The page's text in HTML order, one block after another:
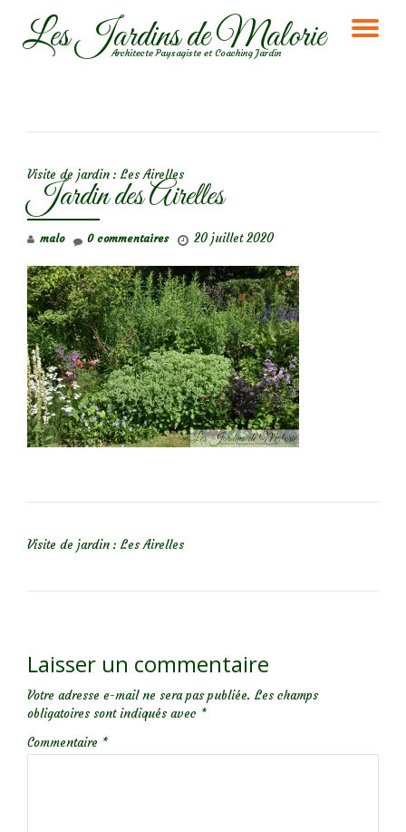
AllerLes Jardins de Malorie
Architecte Paysagiste et Coaching Jardin
Visite de jardin : Les Airelles
Jardin des Airelles
malo 20 juillet 2020
0 commentaires
Visite de jardin : Les Airelles
Laisser un commentaire
Votre adresse e-mail ne sera pas publiée. Les champs
obligatoires sont indiqués avec *
Commentaire *